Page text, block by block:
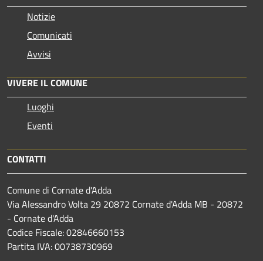
Notizie
Comunicati
Avvisi
VIVERE IL COMUNE
Luoghi
Eventi
CONTATTI
Comune di Cornate d'Adda
Via Alessandro Volta 29 20872 Cornate d'Adda MB - 20872
- Cornate d'Adda
Codice Fiscale: 02846660153
Partita IVA: 00738730969